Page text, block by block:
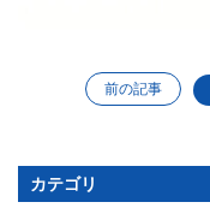
前の記事
カテゴリ